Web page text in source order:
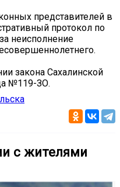
представителей в
протокол по
неисполнение
закона Сахалинской
№119-ЗО.
с жителями